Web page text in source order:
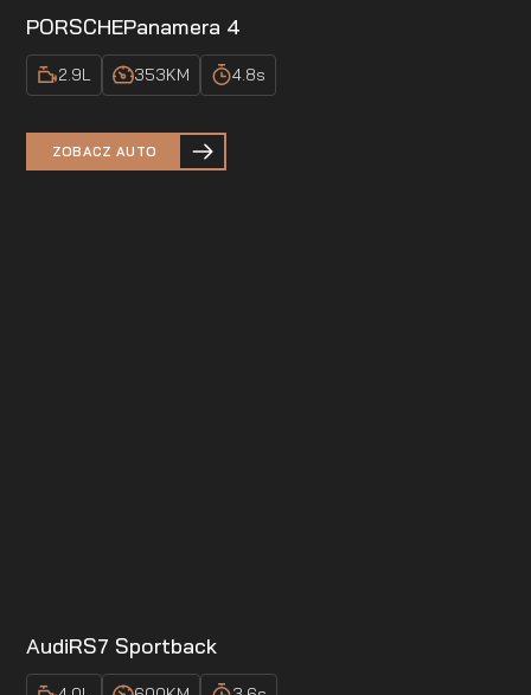
PORSCHEPanamera 4
2.9L 353KM 4.8s
ZOBACZ AUTO
AudiRS7 Sportback